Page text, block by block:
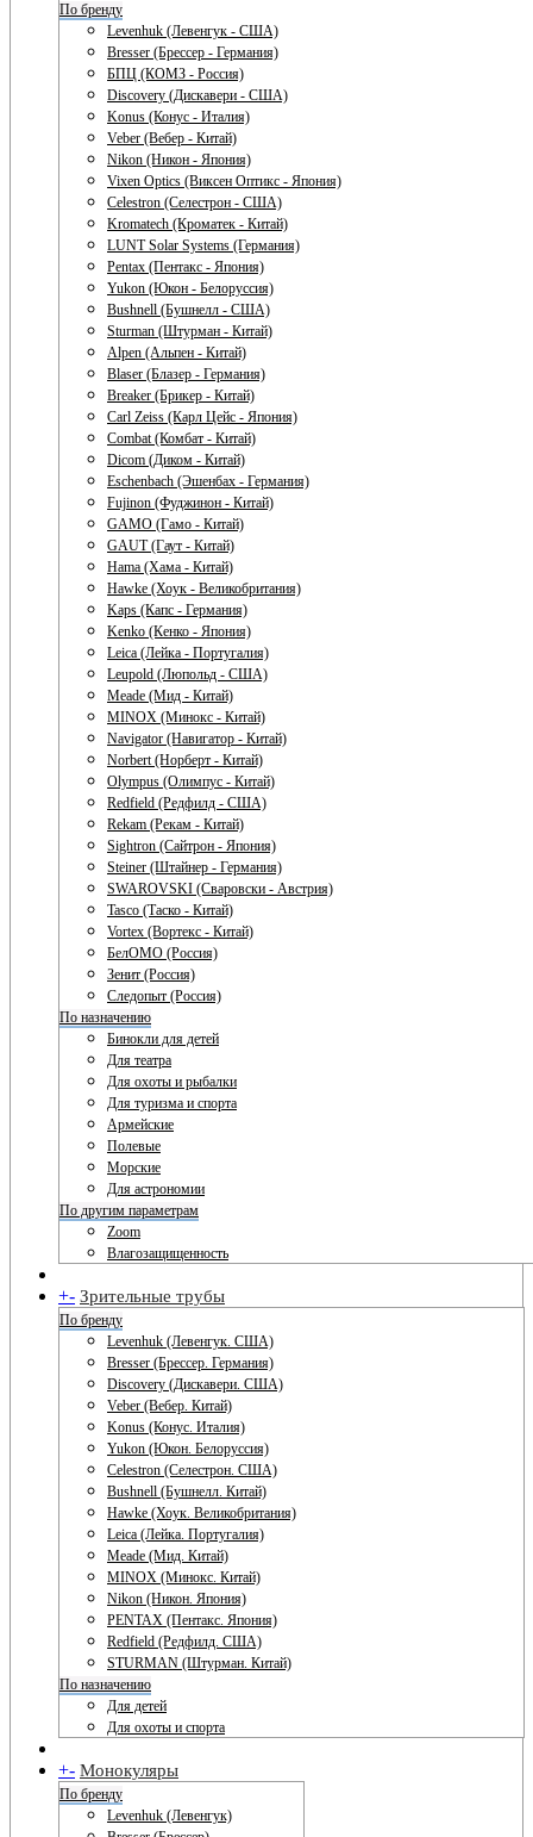
По бренду
Levenhuk (Левенгук - США)
Bresser (Брессер - Германия)
БПЦ (КОМЗ - Россия)
Discovery (Дискавери - США)
Konus (Конус - Италия)
Veber (Вебер - Китай)
Nikon (Никон - Япония)
Vixen Optics (Виксен Оптикс - Япония)
Celestron (Селестрон - США)
Kromatech (Кроматек - Китай)
LUNT Solar Systems (Германия)
Pentax (Пентакс - Япония)
Yukon (Юкон - Белоруссия)
Bushnell (Бушнелл - США)
Sturman (Штурман - Китай)
Alpen (Альпен - Китай)
Blaser (Блазер - Германия)
Breaker (Брикер - Китай)
Carl Zeiss (Карл Цейс - Япония)
Combat (Комбат - Китай)
Dicom (Диком - Китай)
Eschenbach (Эшенбах - Германия)
Fujinon (Фуджинон - Китай)
GAMO (Гамо - Китай)
GAUT (Гаут - Китай)
Hama (Хама - Китай)
Hawke (Хоук - Великобритания)
Kaps (Капс - Германия)
Kenko (Кенко - Япония)
Leica (Лейка - Португалия)
Leupold (Люпольд - США)
Meade (Мид - Китай)
MINOX (Минокс - Китай)
Navigator (Навигатор - Китай)
Norbert (Норберт - Китай)
Olympus (Олимпус - Китай)
Redfield (Редфилд - США)
Rekam (Рекам - Китай)
Sightron (Сайтрон - Япония)
Steiner (Штайнер - Германия)
SWAROVSKI (Сваровски - Австрия)
Tasco (Таско - Китай)
Vortex (Вортекс - Китай)
БелОМО (Россия)
Зенит (Россия)
Следопыт (Россия)
По назначению
Бинокли для детей
Для театра
Для охоты и рыбалки
Для туризма и спорта
Армейские
Полевые
Морские
Для астрономии
По другим параметрам
Zoom
Влагозащищенность
+- Зрительные трубы
По бренду
Levenhuk (Левенгук. США)
Bresser (Брессер. Германия)
Discovery (Дискавери. США)
Veber (Вебер. Китай)
Konus (Конус. Италия)
Yukon (Юкон. Белоруссия)
Celestron (Селестрон. США)
Bushnell (Бушнелл. Китай)
Hawke (Хоук. Великобритания)
Leica (Лейка. Португалия)
Meade (Мид. Китай)
MINOX (Минокс. Китай)
Nikon (Никон. Япония)
PENTAX (Пентакс. Япония)
Redfield (Редфилд. США)
STURMAN (Штурман. Китай)
По назначению
Для детей
Для охоты и спорта
+- Монокуляры
По бренду
Levenhuk (Левенгук)